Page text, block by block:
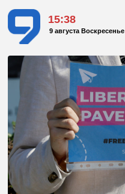
15:38
9 августа Воскресенье